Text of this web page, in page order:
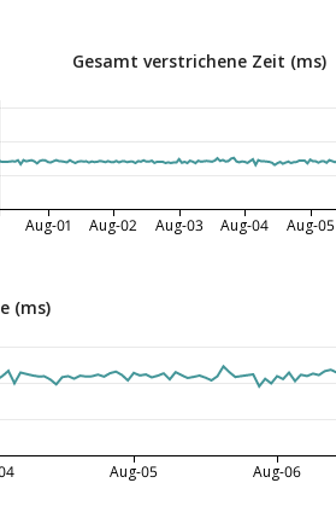
Gesamt verstrichene Zeit (ms)
Aug-01 Aug-02 Aug-03 Aug-04 Aug-05
(ms)
Aug-05 Aug-06